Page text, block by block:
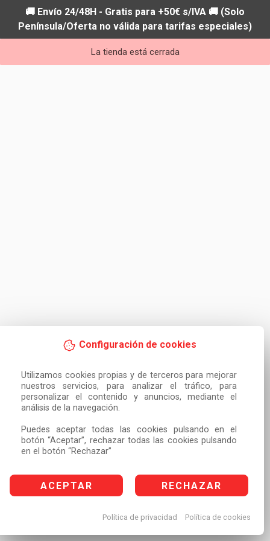
Configuración de cookies
Utilizamos cookies propias y de terceros para mejorar
nuestros servicios, para analizar el tráfico, para
personalizar el contenido y anuncios, mediante el
análisis de la navegación.
Puedes aceptar todas las cookies pulsando en el
botón “Aceptar”, rechazar todas las cookies pulsando
en el botón “Rechazar”
ACEPTAR RECHAZAR
Política de privacidad Política de cookies
🚚 Envío 24/48H - Gratis para +50€ s/IVA 🚚 (Solo
Península/Oferta no válida para tarifas especiales)
La tienda está cerrada